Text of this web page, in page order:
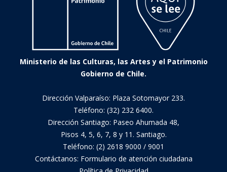
Ministerio de las Culturas, las Artes y el Patrimonio
Gobierno de Chile.
Dirección Valparaíso: Plaza Sotomayor 233.
Teléfono: (32) 232 6400.
Dirección Santiago: Paseo Ahumada 48,
Pisos 4, 5, 6, 7, 8 y 11. Santiago.
Teléfono: (2) 2618 9000 / 9001
Contáctanos: Formulario de atención ciudadana